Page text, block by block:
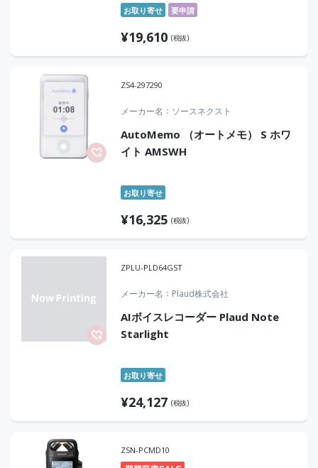
お取り寄せ 要申請
¥19,610 (税抜)
ZS4-297290
メーカー名 ソースネクスト
AutoMemo （オートメモ） S ホワ
イト AMSWH
お取り寄せ
¥16,325 (税抜)
ZPLU-PLD64GST
メーカー名 Plaud株式会社
AIボイスレコーダー Plaud Note
Starlight
お取り寄せ
¥24,127 (税抜)
ZSN-PCMD10